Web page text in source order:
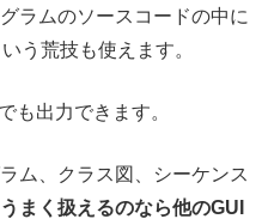
ラムのソースコードの中に
う荒技も使えます。
も出力できます。
ム、クラス図、シーケンス
まく扱えるのなら他のGUI